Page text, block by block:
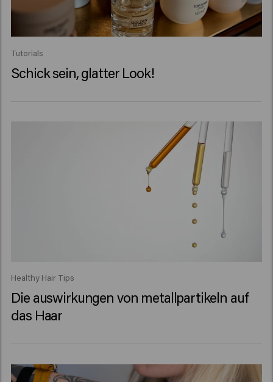
Tutorials
Schick sein, glatter Look!
Healthy Hair Tips
Die auswirkungen von metallpartikeln auf
das Haar